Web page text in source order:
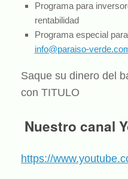
Programa para
rentabilidad
Programa especial
info@paraiso-
Saque su dinero del
con TITULO
Nuestro canal
https://